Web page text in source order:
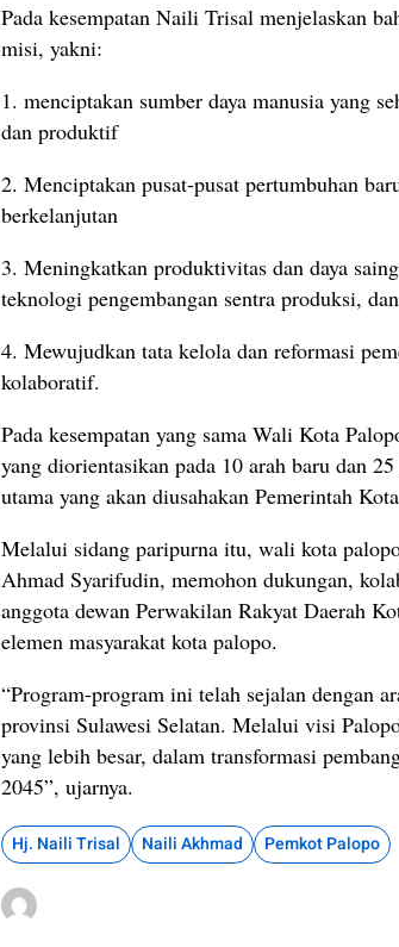
Pada kesempatan Naili Trisal menjelaskan
misi, yakni:
1. menciptakan sumber daya manusia yang
dan produktif
2. Menciptakan pusat-pusat pertumbuhan
berkelanjutan
3. Meningkatkan produktivitas dan daya
teknologi pengembangan sentra produksi,
4. Mewujudkan tata kelola dan reformasi
kolaboratif.
Pada kesempatan yang sama Wali Kota
yang diorientasikan pada 10 arah baru dan
utama yang akan diusahakan Pemerintah
Melalui sidang paripurna itu, wali kota
Ahmad Syarifudin, memohon dukungan,
anggota dewan Perwakilan Rakyat Daerah
elemen masyarakat kota palopo.
“Program-program ini telah sejalan dengan
provinsi Sulawesi Selatan. Melalui visi
yang lebih besar, dalam transformasi
2045”, ujarnya.
Hj. Naili Trisal Naili Akhmad Pemkot Palopo